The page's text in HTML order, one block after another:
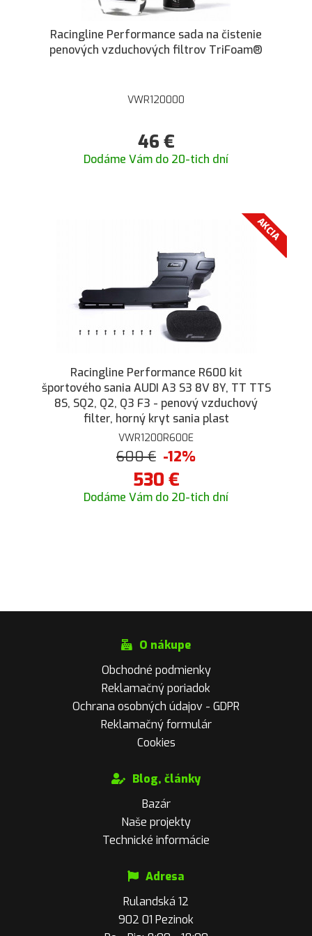
Racingline Performance sada na čistenie
penových vzduchových filtrov TriFoam®
VWR120000
46 €
Dodáme Vám do 20-tich dní
AKCIA
Racingline Performance R600 kit
športového sania AUDI A3 S3 8V 8Y, TT TTS
8S, SQ2, Q2, Q3 F3 - penový vzduchový
filter, horný kryt sania plast
VWR1200R600E
600€ -12%
530 €
Dodáme Vám do 20-tich dní
O nákupe
Obchodné podmienky
Reklamačný poriadok
Ochrana osobných údajov - GDPR
Reklamačný formulár
Cookies
Blog, články
Bazár
Naše projekty
Technické informácie
Adresa
Rulandská 12
902 01 Pezinok